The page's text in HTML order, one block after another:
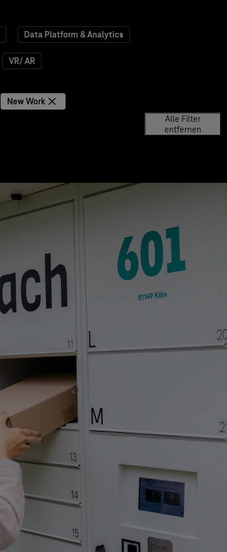
Data Platform & Analytics
VR/ AR
New Work
Alle Filter
entfernen